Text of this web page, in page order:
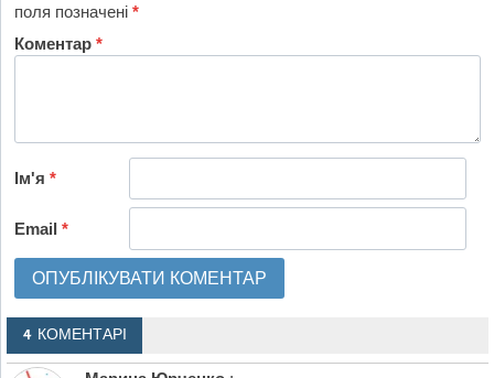
поля позначені*
Коментар*
Ім'я*
Email*
4 КОМЕНТАРІ